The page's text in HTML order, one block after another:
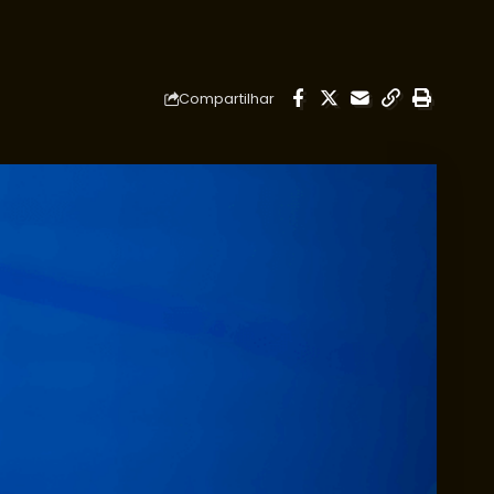
Compartilhar